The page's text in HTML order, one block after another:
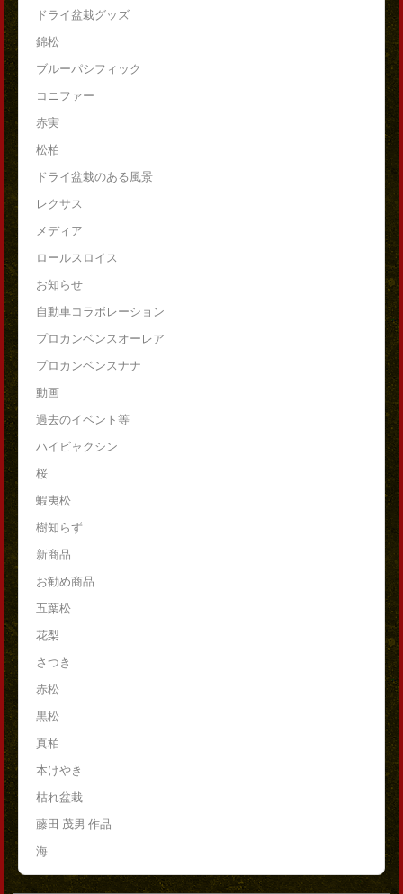
ドライ盆栽グッズ
錦松
ブルーパシフィック
コニファー
赤実
松柏
ドライ盆栽のある風景
レクサス
メディア
ロールスロイス
お知らせ
自動車コラボレーション
プロカンベンスオーレア
プロカンベンスナナ
動画
過去のイベント等
ハイビャクシン
桜
蝦夷松
樹知らず
新商品
お勧め商品
五葉松
花梨
さつき
赤松
黒松
真柏
本けやき
枯れ盆栽
藤田 茂男 作品
海